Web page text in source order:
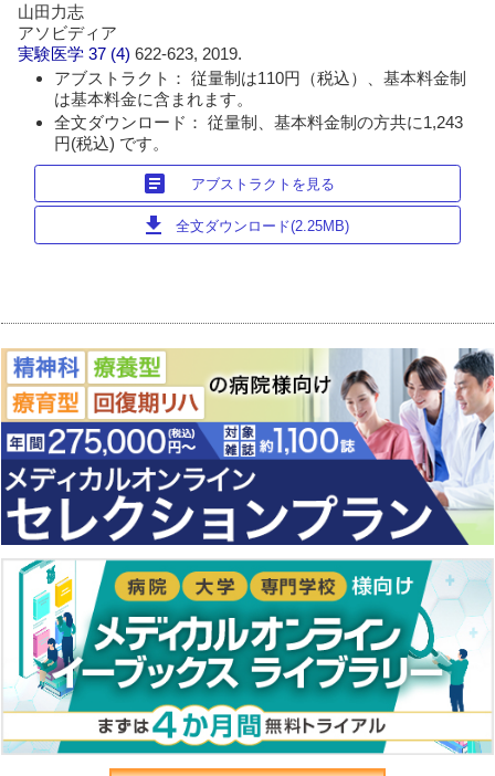
山田力志
アソビディア
実験医学 37 (4)622-623, 2019.
アブストラクト： 従量制は110円（税込）、基本料金制
は基本料金に含まれます。
全文ダウンロード： 従量制、基本料金制の方共に1,243
円(税込) です。
article アブストラクトを見る
download 全文ダウンロード(2.25MB)